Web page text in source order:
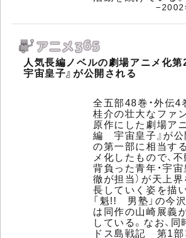
−2002
人気長編ノベルの劇場アニメ化
宇宙皇子』が公開される
全五部48巻・外伝
桂介の壮大なファ
原作にした劇場ア
編 宇宙皇子』が公
の第一部に相当す
メ化したもので、
背負った青年・宇
徹が担当）が天上
長していく姿を描
「魁!! 男塾」の今
は同作の山崎展義
している。なお、
ドス島戦記 第1部